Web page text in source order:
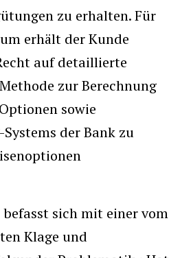
zu erhalten. Für
erhält der Kunde
auf detaillierte
zur Berechnung
sowie
der Bank zu
sich mit einer vom
Klage und